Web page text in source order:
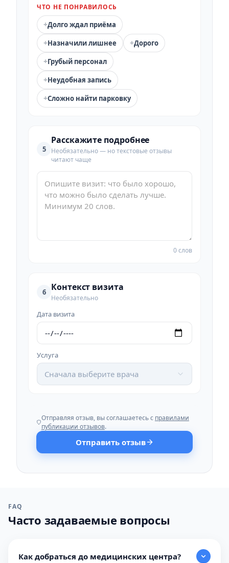
ЧТО НЕ ПОНРАВИЛОСЬ
+Долго ждал приёма
+Назначили лишнее +Дорого
+Грубый персонал
+Неудобная запись
+Сложно найти парковку
5
Расскажите подробнее
Необязательно — но текстовые отзывы
читают чаще
0 слов
6 Контекст визита
Необязательно
Дата визита
Услуга
Сначала выберите врача
Отправляя отзыв, вы соглашаетесь с правилами
публикации отзывов.
Отправить отзыв
FAQ
Часто задаваемые вопросы
Как добраться до медицинских центра?